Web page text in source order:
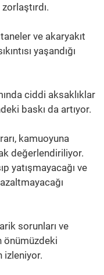
ve akaryakıt
yaşandığı
ciddi aksaklıklar
baskı da artıyor.
kamuoyuna
değerlendiriliyor.
yatışmayacağı ve
sorunları ve
önümüzdeki
izleniyor.